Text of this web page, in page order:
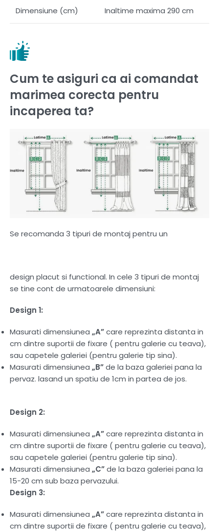
Dimensiune (cm) Inaltime maxima 290 cm
Cum te asiguri ca ai comandat
marimea corecta pentru
incaperea ta?
Se recomanda 3 tipuri de montaj pentru un
design placut si functional. In cele 3 tipuri de montaj
se tine cont de urmatoarele dimensiuni:
Design 1:
Masurati dimensiunea „A”care reprezinta distanta in
cm dintre suportii de fixare ( pentru galerie cu teava),
sau capetele galeriei (pentru galerie tip sina).
Masurati dimensiunea „B”de la baza galeriei pana la
pervaz. lasand un spatiu de 1cm in partea de jos.
Design 2:
Masurati dimensiunea „A”care reprezinta distanta in
cm dintre suportii de fixare ( pentru galerie cu teava),
sau capetele galeriei (pentru galerie tip sina).
Masurati dimensiunea „C”de la baza galeriei pana la
15-20 cm sub baza pervazului.
Design 3:
Masurati dimensiunea „A”care reprezinta distanta in
cm dintre suportii de fixare ( pentru galerie cu teava),